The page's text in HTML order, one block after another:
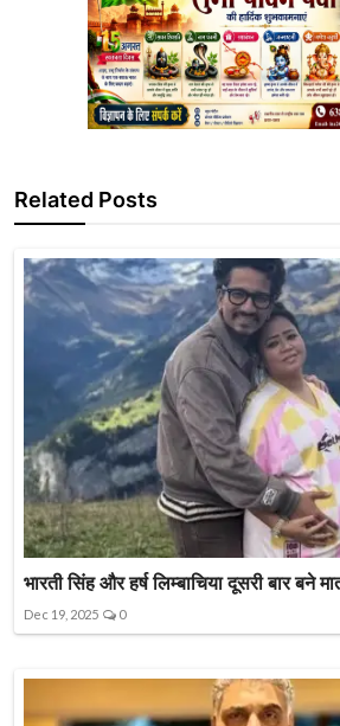
Related Posts
भारती सिंह और हर्ष लिम्बाचिया दूसरी बार बने
Dec 19, 2025 0